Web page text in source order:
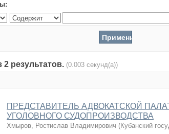
2 результатов. (0.003 секунд(а))
ПРЕДСТАВИТЕЛЬ АДВОКАТСКОЙ
УГОЛОВНОГО СУДОПРОИЗВОДСТВА
Хмыров, Ростислав Владимирович (Кубанский